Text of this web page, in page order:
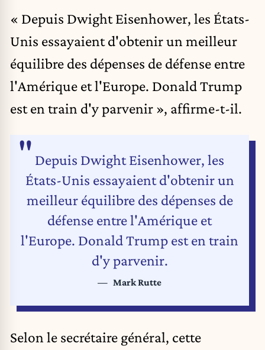
« Depuis Dwight Eisenhower, les États-
Unis essayaient d'obtenir un meilleur
équilibre des dépenses de défense entre
l'Amérique et l'Europe. Donald Trump
est en train d'y parvenir », affirme-t-il.
Depuis Dwight Eisenhower, les
États-Unis essayaient d'obtenir un
meilleur équilibre des dépenses de
défense entre l'Amérique et
l'Europe. Donald Trump est en train
d'y parvenir.
Mark Rutte
Selon le secrétaire général, cette